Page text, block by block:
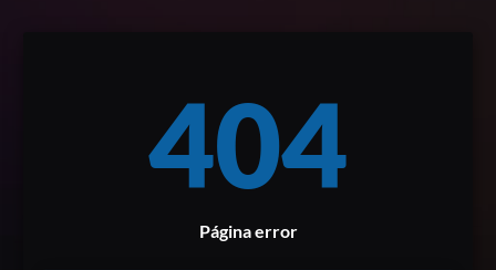
404
Página error